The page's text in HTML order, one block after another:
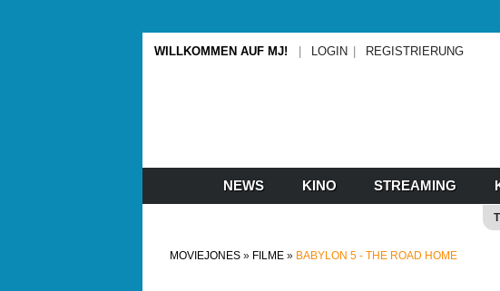
WILLKOMMEN AUF MJ! LOGIN REGISTRIERUNG
NEWS KINO STREAMING
MOVIEJONES FILME BABYLON 5 - THE ROAD HOME